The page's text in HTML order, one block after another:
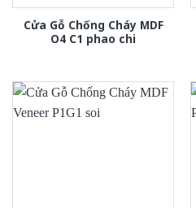
Cửa Gỗ Chống Cháy MDF
O4 C1 phao chi